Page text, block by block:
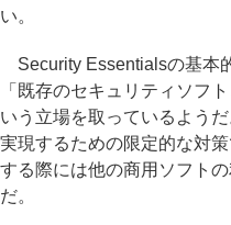
い。
Security Essentialsの基本
「既存のセキュリティソフ
いう立場を取っているよう
実現するための限定的な対
する際には他の商用ソフト
だ。